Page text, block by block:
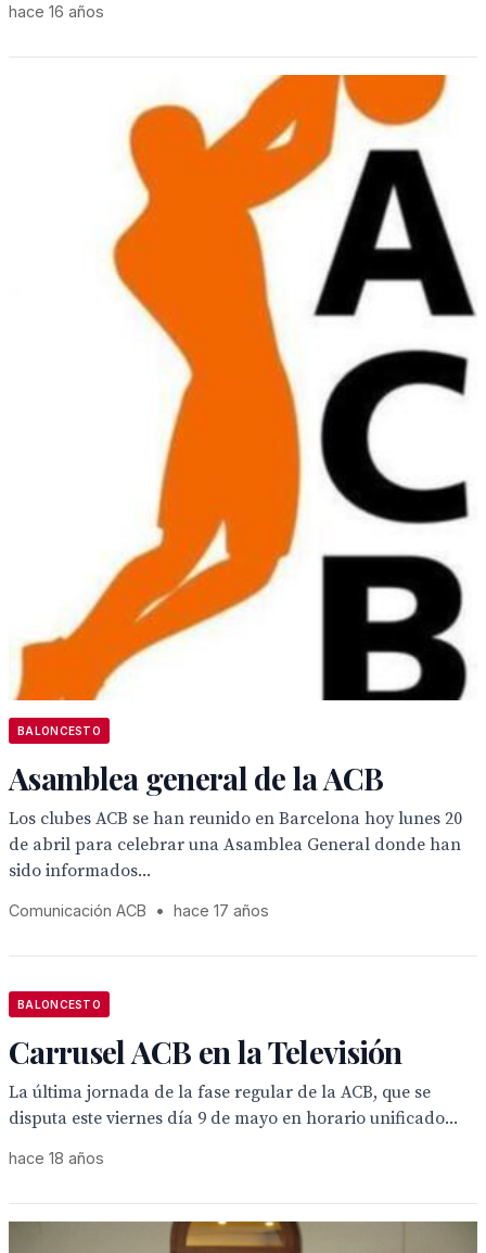
hace 16 años
BALONCESTO
Asamblea general de la ACB
Los clubes ACB se han reunido en Barcelona hoy lunes 20
de abril para celebrar una Asamblea General donde han
sido informados...
Comunicación ACB • hace 17 años
BALONCESTO
Carrusel ACB en la Televisión
La última jornada de la fase regular de la ACB, que se
disputa este viernes día 9 de mayo en horario unificado...
hace 18 años